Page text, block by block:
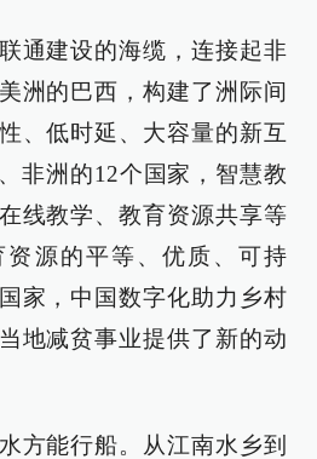
通建设的海缆，连接起非
洲的巴西，构建了洲际间
、低时延、大容量的新互
非洲的12个国家，智慧教
线教学、教育资源共享等
源的平等、优质、可持
家，中国数字化助力乡村
地减贫事业提供了新的动
方能行船。从江南水乡到